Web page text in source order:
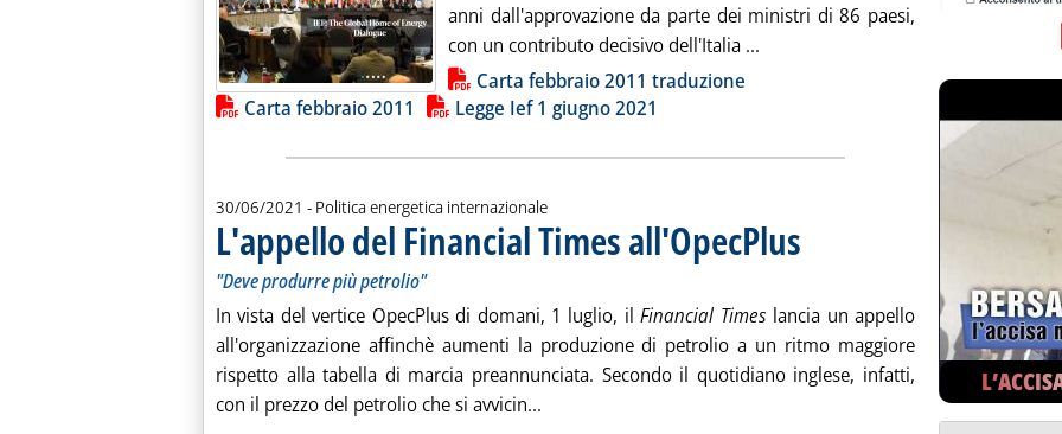
anni dall'approvazione da parte dei ministri di 86 paesi,
con un contributo decisivo dell'Italia ... Leggi tutta la notizia: 'Idrocarburi,
Lista allegati PDF alla notiziaCarta febbraio 2011 traduzione
Carta febbraio 2011
Legge Ief 1 giugno 2021
30/06/2021 - Politica energetica internazionale
L'appello del Financial Times all'OpecPlus . Pubblicata mercoledì 30 giugno 2021 alle 10.4.
"Deve produrre più petrolio"
In vista del vertice OpecPlus di domani, 1 luglio, ilFinancial Times lancia un appello
all'organizzazione affinchè aumenti la produzione di petrolio a un ritmo maggiore
rispetto alla tabella di marcia preannunciata. Secondo il quotidiano inglese, infatti,
con il prezzo del petrolio che si avvicin... Leggi tutta la notizia: 'L'appello del Financial Times